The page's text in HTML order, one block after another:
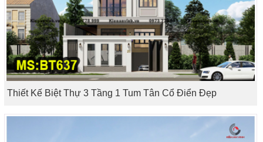
Thiết Kế Biệt Thự 3 Tầng 1 Tum Tân Cổ Điển Đẹp